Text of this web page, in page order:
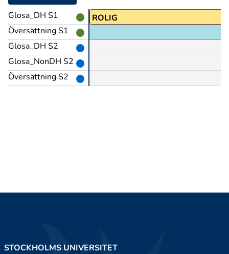
Glosa_DH S1
Översättning S1
Glosa_DH S2
Glosa_NonDH S2
Översättning S2
ROLIG
STOCKHOLMS UNIVERSITET